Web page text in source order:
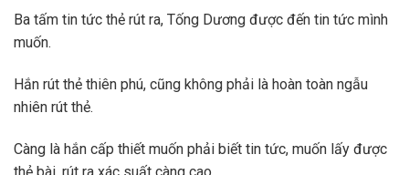
Ba tấm tin tức thẻ rút ra, Tống Dương được đến tin tức mình
muốn.
Hắn rút thẻ thiên phú, cũng không phải là hoàn toàn ngẫu
nhiên rút thẻ.
Càng là hắn cấp thiết muốn phải biết tin tức, muốn lấy được